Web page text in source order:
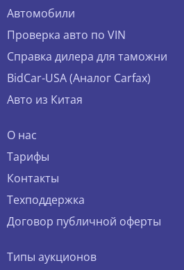
Автомобили
Проверка авто по VIN
Справка дилера для таможни
BidCar-USA (Аналог Carfax)
Авто из Китая
О нас
Тарифы
Контакты
Техподдержка
Договор публичной оферты
Типы аукционов